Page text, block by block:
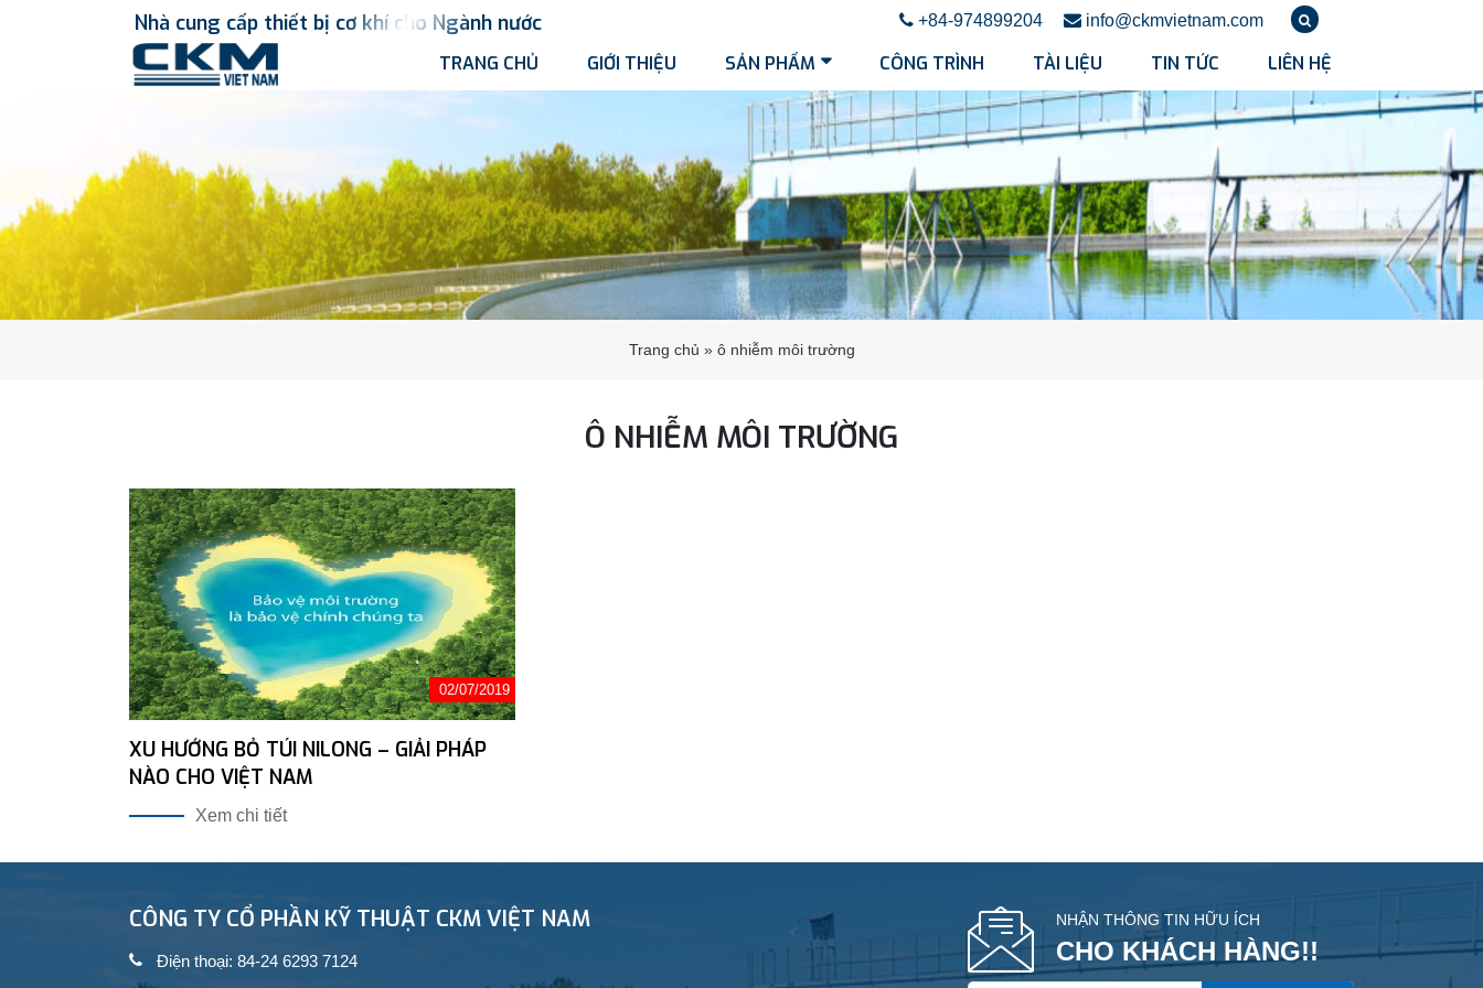
Nhà cung cấp thiết bị cơ khí cho Ngành nước +84-974899204 info@ckmvietnam.com
TRANG CHỦ GIỚI THIỆU SẢN PHẨM CÔNG TRÌNH TÀI LIỆU TIN TỨC LIÊN HỆ
Trang chủ » ô nhiễm môi trường
Ô NHIỄM MÔI TRƯỜNG
02/07/2019
XU HƯỚNG BỎ TÚI NILONG – GIẢI PHÁP
NÀO CHO VIỆT NAM
Xem chi tiết
CÔNG TY CỔ PHẦN KỸ THUẬT CKM VIỆT NAM
Điện thoại: 84-24 6293 7124
NHẬN THÔNG TIN HỮU ÍCH
CHO KHÁCH HÀNG!!